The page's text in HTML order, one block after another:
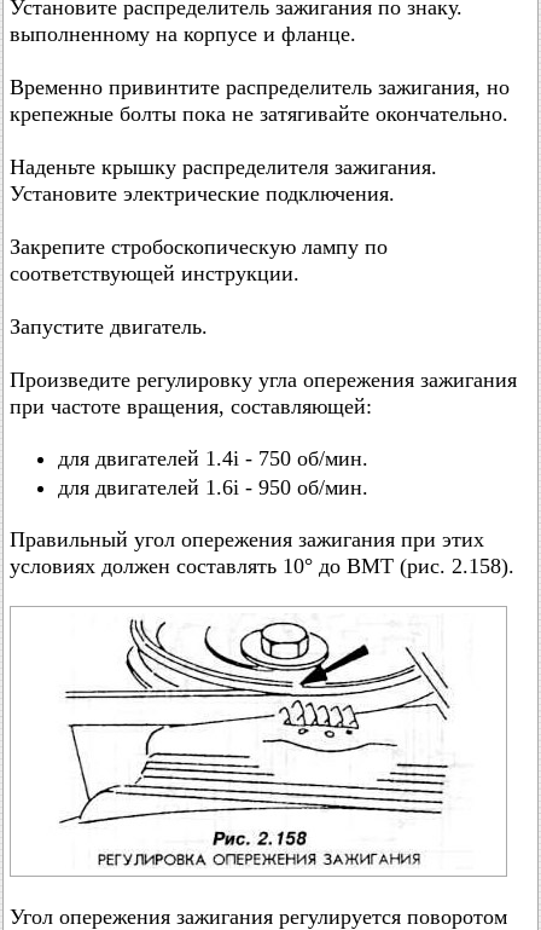
Установите распределитель зажигания по знаку.
выполненному на корпусе и фланце.
Временно привинтите распределитель зажигания, но
крепежные болты пока не затягивайте окончательно.
Наденьте крышку распределителя зажигания.
Установите электрические подключения.
Закрепите стробоскопическую лампу по
соответствующей инструкции.
Запустите двигатель.
Произведите регулировку угла опережения зажигания
при частоте вращения, составляющей:
для двигателей 1.4i - 750 об/мин.
для двигателей 1.6i - 950 об/мин.
Правильный угол опережения зажигания при этих
условиях должен составлять 10° до ВМТ (рис. 2.158).
Угол опережения зажигания регулируется поворотом